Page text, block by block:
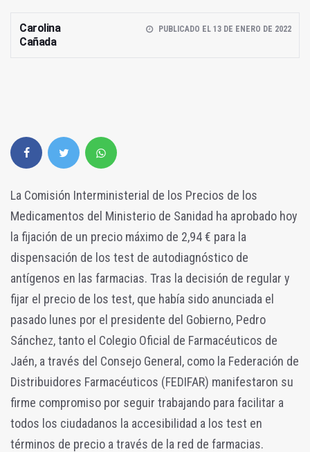
Carolina
Cañada
PUBLICADO EL 13 DE ENERO DE 2022
La Comisión Interministerial de los Precios de los
Medicamentos del Ministerio de Sanidad ha aprobado hoy
la fijación de un precio máximo de 2,94 € para la
dispensación de los test de autodiagnóstico de
antígenos en las farmacias. Tras la decisión de regular y
fijar el precio de los test, que había sido anunciada el
pasado lunes por el presidente del Gobierno, Pedro
Sánchez, tanto el Colegio Oficial de Farmacéuticos de
Jaén, a través del Consejo General, como la Federación de
Distribuidores Farmacéuticos (FEDIFAR) manifestaron su
firme compromiso por seguir trabajando para facilitar a
todos los ciudadanos la accesibilidad a los test en
términos de precio a través de la red de farmacias.